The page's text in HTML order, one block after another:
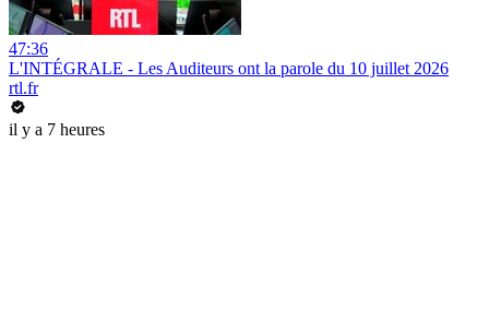
47:36
L'INTÉGRALE - Les Auditeurs ont la parole du 10 juillet 2026
rtl.fr
il y a 7 heures